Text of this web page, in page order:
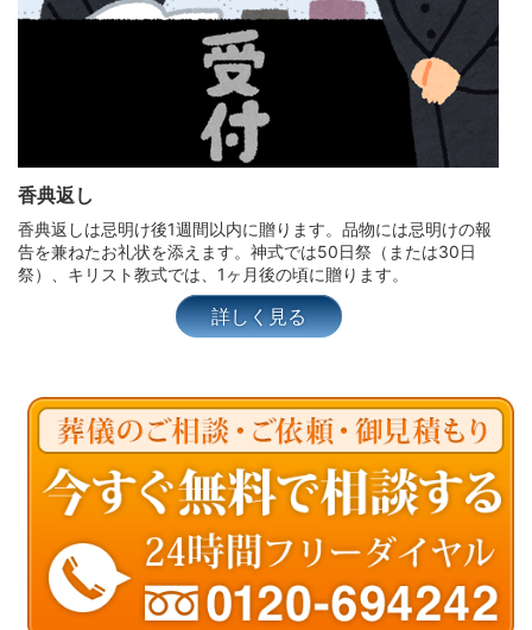
香典返し
香典返しは忌明け後1週間以内に贈ります。品物には忌明けの報
告を兼ねたお礼状を添えます。神式では50日祭（または30日
祭）、キリスト教式では、1ヶ月後の頃に贈ります。
詳しく見る